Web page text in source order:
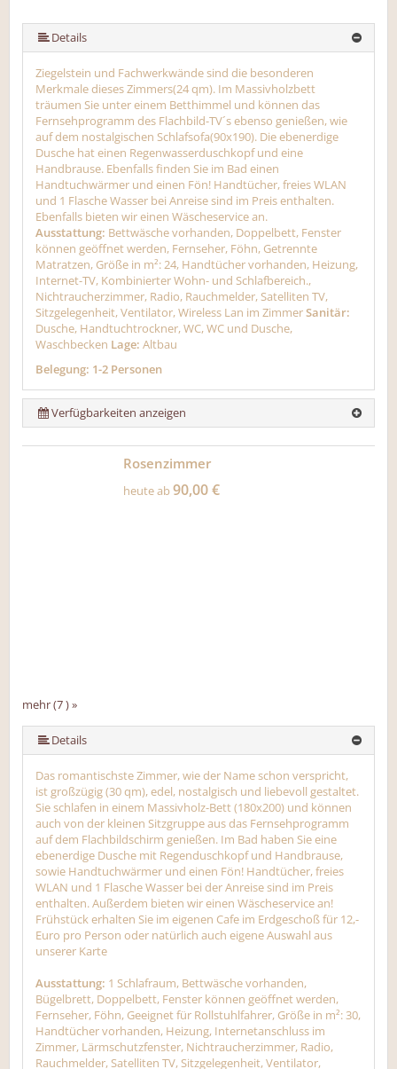
Details
Ziegelstein und Fachwerkwände sind die besonderen
Merkmale dieses Zimmers(24 qm). Im Massivholzbett
träumen Sie unter einem Betthimmel und können das
Fernsehprogramm des Flachbild-TV´s ebenso genießen, wie
auf dem nostalgischen Schlafsofa(90x190). Die ebenerdige
Dusche hat einen Regenwasserduschkopf und eine
Handbrause. Ebenfalls finden Sie im Bad einen
Handtuchwärmer und einen Fön! Handtücher, freies WLAN
und 1 Flasche Wasser bei Anreise sind im Preis enthalten.
Ebenfalls bieten wir einen Wäscheservice an.
Ausstattung: Bettwäsche vorhanden, Doppelbett, Fenster
können geöffnet werden, Fernseher, Föhn, Getrennte
Matratzen, Größe in m²: 24, Handtücher vorhanden, Heizung,
Internet-TV, Kombinierter Wohn- und Schlafbereich.,
Nichtraucherzimmer, Radio, Rauchmelder, Satelliten TV,
Sitzgelegenheit, Ventilator, Wireless Lan im ZimmerSanitär:
Dusche, Handtuchtrockner, WC, WC und Dusche,
Waschbecken Lage: Altbau
Belegung: 1-2 Personen
Verfügbarkeiten anzeigen
mehr (7 ) »
mehr (7 ) »
mehr (7 ) »
mehr (7 ) »
Rosenzimmer
heute ab90,00 €
Details
Das romantischste Zimmer, wie der Name schon verspricht,
ist großzügig (30 qm), edel, nostalgisch und liebevoll gestaltet.
Sie schlafen in einem Massivholz-Bett (180x200) und können
auch von der kleinen Sitzgruppe aus das Fernsehprogramm
auf dem Flachbildschirm genießen. Im Bad haben Sie eine
ebenerdige Dusche mit Regenduschkopf und Handbrause,
sowie Handtuchwärmer und einen Fön! Handtücher, freies
WLAN und 1 Flasche Wasser bei der Anreise sind im Preis
enthalten. Außerdem bieten wir einen Wäscheservice an!
Frühstück erhalten Sie im eigenen Cafe im Erdgeschoß für 12,-
Euro pro Person oder natürlich auch eigene Auswahl aus
unserer Karte
Ausstattung: 1 Schlafraum, Bettwäsche vorhanden,
Bügelbrett, Doppelbett, Fenster können geöffnet werden,
Fernseher, Föhn, Geeignet für Rollstuhlfahrer, Größe in m²: 30,
Handtücher vorhanden, Heizung, Internetanschluss im
Zimmer, Lärmschutzfenster, Nichtraucherzimmer, Radio,
Rauchmelder, Satelliten TV, Sitzgelegenheit, Ventilator,